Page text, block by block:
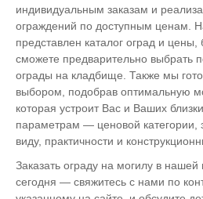
индивидуальным заказам и
ограждений по доступным ценам.
представлен каталог оград и
сможете предварительно выбрать
ограды на кладбище. Также мы
выбором, подобрав оптимальную
которая устроит Вас и Ваших
параметрам — ценовой категории,
виду, практичности и
Заказать ограду на могилу в
сегодня — свяжитесь с нами по